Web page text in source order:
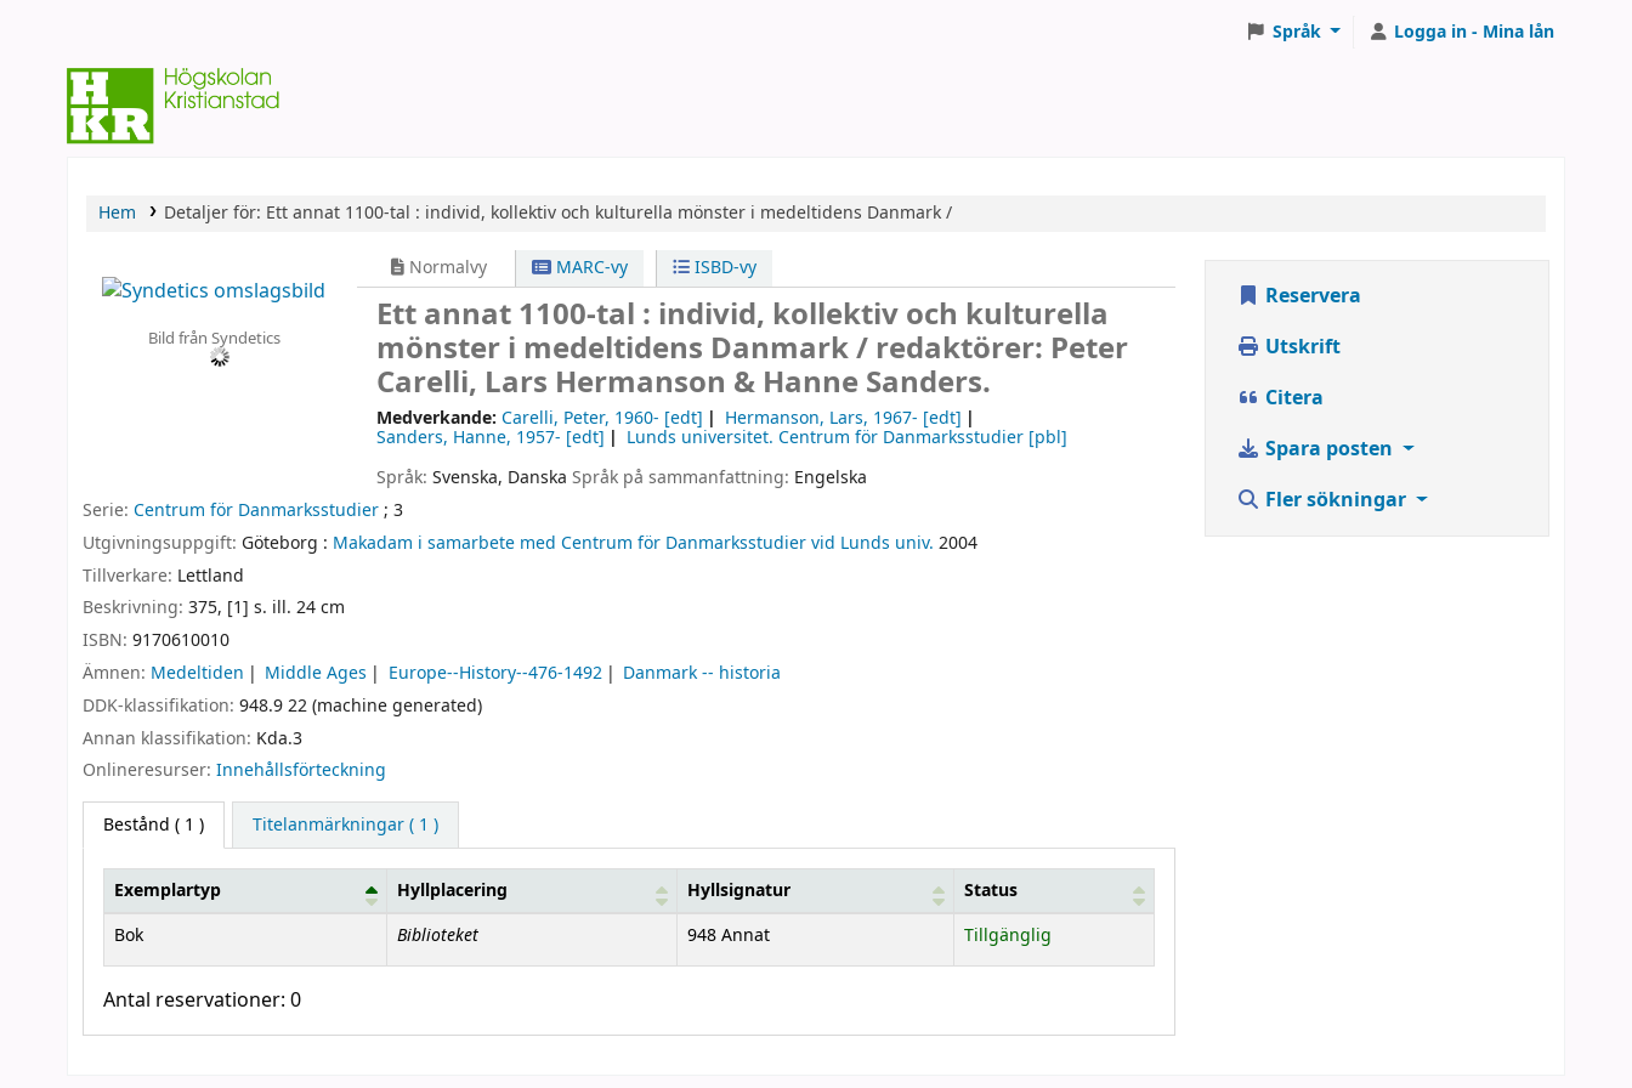
Språk Logga in - Mina lån
Hem Detaljer för: Ett annat 1100-tal : individ, kollektiv och kulturella mönster i medeltidens Danmark /
Bild från Syndetics
Normalvy MARC-vy ISBD-vy
Ett annat 1100-tal : individ, kollektiv och kulturella
mönster i medeltidens Danmark / redaktörer: Peter
Carelli, Lars Hermanson & Hanne Sanders.
Medverkande:Carelli, Peter, 1960- [edt] Hermanson, Lars, 1967- [edt]
Sanders, Hanne, 1957- [edt] Lunds universitet. Centrum för Danmarksstudier[pbl]
Språk:Svenska, Danska Språk på sammanfattning: Engelska
Serie: Centrum för Danmarksstudier; 3
Utgivningsuppgift: Göteborg : Makadam i samarbete med Centrum för Danmarksstudier vid Lunds univ. 2004
Tillverkare: Lettland
Beskrivning: 375, [1] s. ill. 24 cm
ISBN: 9170610010
Ämnen: Medeltiden Middle Ages Europe--History--476-1492
Danmark -- historia
DDK-klassifikation: 948.9 22 (machine generated)
Annan klassifikation: Kda.3
Onlineresurser: Innehållsförteckning
Bestånd ( 1 ) Titelanmärkningar ( 1 )
Bestånd
Exemplartyp Hyllplacering Hyllsignatur
Status
Bok
Biblioteket 948 Annat Tillgänglig
Antal reservationer: 0
Reservera
Utskrift
Citera
Spara posten
Fler sökningar